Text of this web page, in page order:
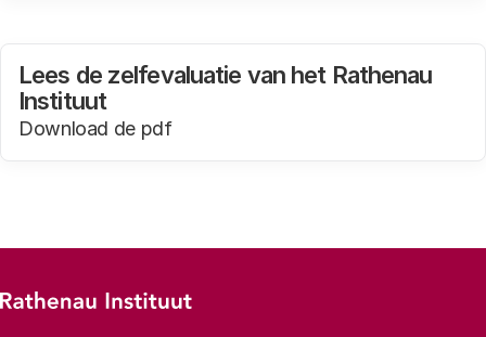
Lees de zelfevaluatie van het Rathenau
Instituut
Download de pdf(in een nieuw tabblad)
Footer-menu
Rathenau logo, naar de homepage